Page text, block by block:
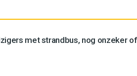
met strandbus, nog onzeker